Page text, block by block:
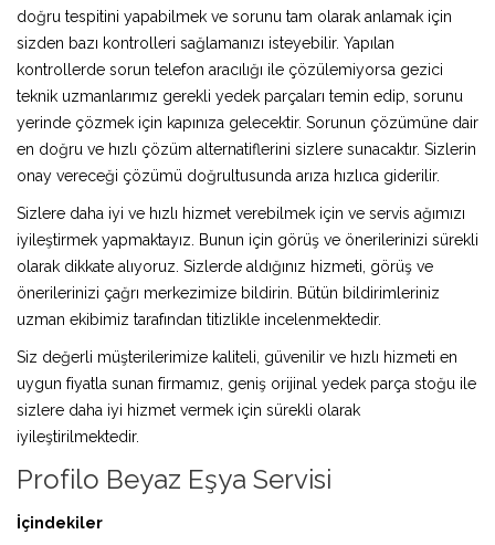
doğru tespitini yapabilmek ve sorunu tam olarak anlamak için
sizden bazı kontrolleri sağlamanızı isteyebilir. Yapılan
kontrollerde sorun telefon aracılığı ile çözülemiyorsa gezici
teknik uzmanlarımız gerekli yedek parçaları temin edip, sorunu
yerinde çözmek için kapınıza gelecektir. Sorunun çözümüne dair
en doğru ve hızlı çözüm alternatiflerini sizlere sunacaktır. Sizlerin
onay vereceği çözümü doğrultusunda arıza hızlıca giderilir.
Sizlere daha iyi ve hızlı hizmet verebilmek için ve servis ağımızı
iyileştirmek yapmaktayız. Bunun için görüş ve önerilerinizi sürekli
olarak dikkate alıyoruz. Sizlerde aldığınız hizmeti, görüş ve
önerilerinizi çağrı merkezimize bildirin. Bütün bildirimleriniz
uzman ekibimiz tarafından titizlikle incelenmektedir.
Siz değerli müşterilerimize kaliteli, güvenilir ve hızlı hizmeti en
uygun fiyatla sunan firmamız, geniş orijinal yedek parça stoğu ile
sizlere daha iyi hizmet vermek için sürekli olarak
iyileştirilmektedir.
Profilo Beyaz Eşya Servisi
İçindekiler